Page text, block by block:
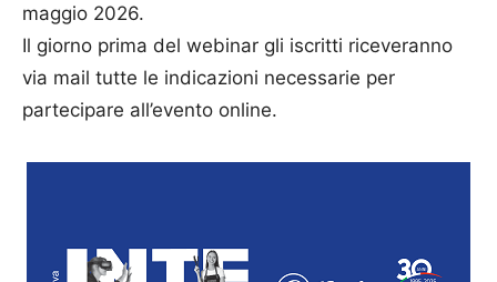
maggio 2026.
Il giorno prima del webinar gli iscritti riceveranno
via mail tutte le indicazioni necessarie per
partecipare all’evento online.